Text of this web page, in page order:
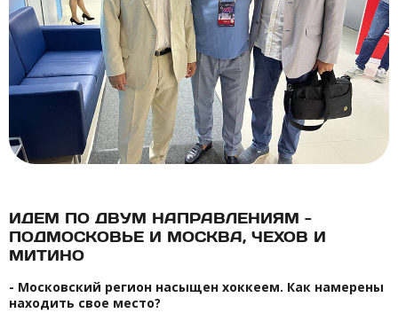
ИДЕМ ПО ДВУМ НАПРАВЛЕНИЯМ -
ПОДМОСКОВЬЕ И МОСКВА, ЧЕХОВ И
МИТИНО
- Московский регион насыщен хоккеем. Как намерены
находить свое место?